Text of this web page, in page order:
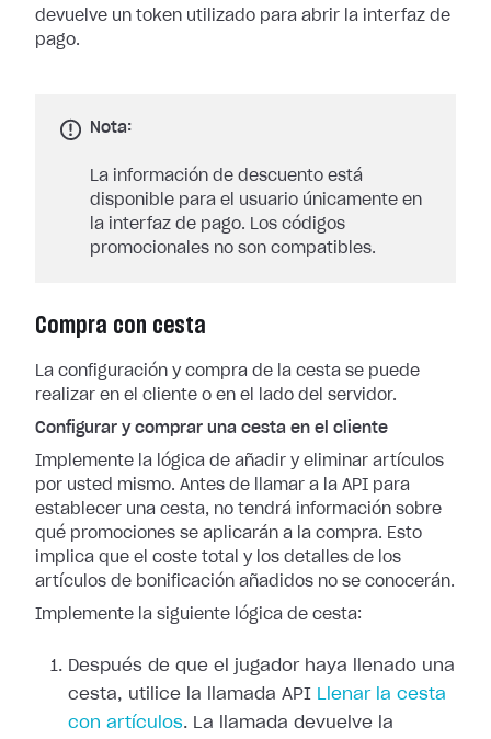
devuelve un token utilizado para abrir la interfaz de
pago.
Nota:
La información de descuento está
disponible para el usuario únicamente en
la interfaz de pago. Los códigos
promocionales no son compatibles.
Compra con cesta
La configuración y compra de la cesta se puede
realizar en el cliente o en el lado del servidor.
Configurar y comprar una cesta en el cliente
Implemente la lógica de añadir y eliminar artículos
por usted mismo. Antes de llamar a la API para
establecer una cesta, no tendrá información sobre
qué promociones se aplicarán a la compra. Esto
implica que el coste total y los detalles de los
artículos de bonificación añadidos no se conocerán.
Implemente la siguiente lógica de cesta:
Después de que el jugador haya llenado una
cesta, utilice la llamada API Llenar la cesta
con artículos. La llamada devuelve la